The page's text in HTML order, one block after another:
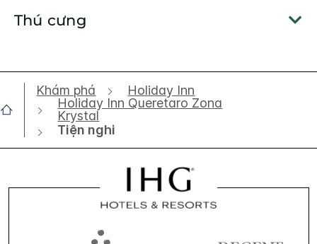
Thú cưng
Khám phá
Holiday Inn
Holiday Inn Queretaro Zona
Krystal
Tiện nghi